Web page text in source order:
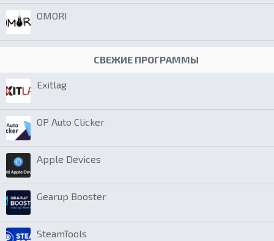
OMORI
СВЕЖИЕ ПРОГРАММЫ
Exitlag
OP Auto Clicker
Apple Devices
Gearup Booster
SteamTools